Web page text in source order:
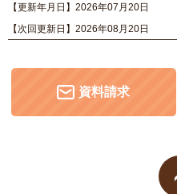
【更新年月日】2026年07月20日
【次回更新日】2026年08月20日
資料請求